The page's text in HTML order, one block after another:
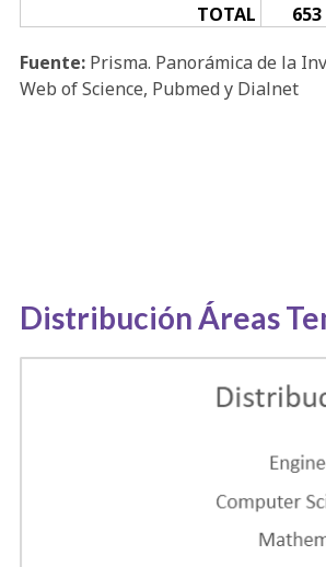
TOTAL
653
Fuente: Prisma. Panorámica de la
Web of Science, Pubmed y Dialnet
Distribución Áreas